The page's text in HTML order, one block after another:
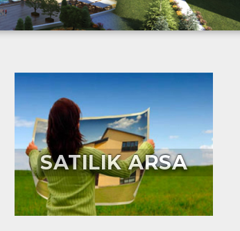
SATILIK ARSA